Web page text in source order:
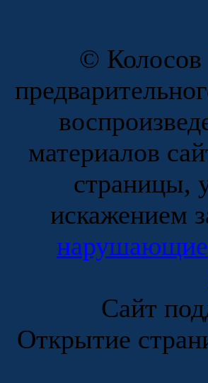
© Колосов
материалов
страницы,
искажением
нарушающие
Сайт
Открытие